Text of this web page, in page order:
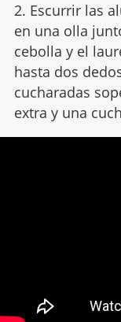
2. Escurrir las
en una olla
cebolla y el
hasta dos
cucharadas
extra y una